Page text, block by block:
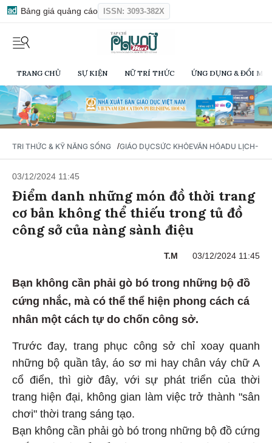
Bảng giá quảng cáo ISSN: 3093-382X
TRANG CHỦ SỰ KIỆN NỮ TRÍ THỨC ỨNG DỤNG & ĐỔI
TRI THỨC & KỸ NĂNG SỐNG /GIÁO DỤCSỨC KHỎEVĂN HÓADU LỊCH-
03/12/2024 11:45
Điểm danh những món đồ thời trang
cơ bản không thể thiếu trong tủ đồ
công sở của nàng sành điệu
T.M 03/12/2024 11:45
Bạn không cần phải gò bó trong những bộ đồ
cứng nhắc, mà có thể thể hiện phong cách cá
nhân một cách tự do chốn công sở.
Trước đay, trang phục công sở chỉ xoay quanh
những bộ quần tây, áo sơ mi hay chân váy chữ A
cổ điển, thì giờ đây, với sự phát triển của thời
trang hiện đại, không gian làm việc trở thành "sân
chơi" thời trang sáng tạo.
Bạn không cần phải gò bó trong những bộ đồ cứng